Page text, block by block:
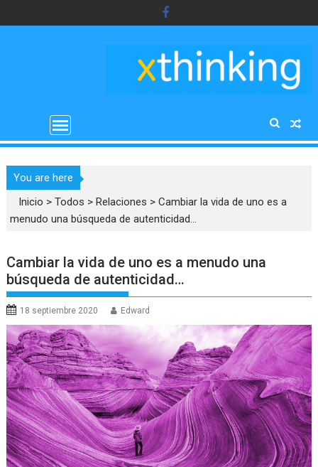
al
You are here
Inicio >Todos >Relaciones >Cambiar la vida de uno es a
menudo una búsqueda de autenticidad…
Cambiar la vida de uno es a menudo una
búsqueda de autenticidad…
18 septiembre 2020 Edward